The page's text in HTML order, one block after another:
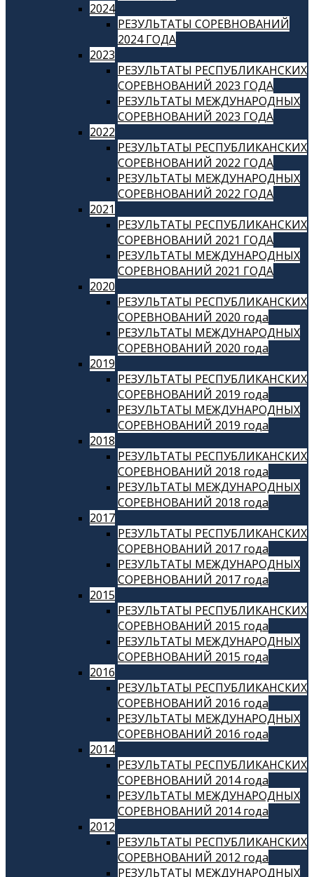
2024
РЕЗУЛЬТАТЫ СОРЕВНОВАНИЙ
2024 ГОДА
2023
РЕЗУЛЬТАТЫ РЕСПУБЛИКАНСКИХ
СОРЕВНОВАНИЙ 2023 ГОДА
РЕЗУЛЬТАТЫ МЕЖДУНАРОДНЫХ
СОРЕВНОВАНИЙ 2023 ГОДА
2022
РЕЗУЛЬТАТЫ РЕСПУБЛИКАНСКИХ
СОРЕВНОВАНИЙ 2022 ГОДА
РЕЗУЛЬТАТЫ МЕЖДУНАРОДНЫХ
СОРЕВНОВАНИЙ 2022 ГОДА
2021
РЕЗУЛЬТАТЫ РЕСПУБЛИКАНСКИХ
СОРЕВНОВАНИЙ 2021 ГОДА
РЕЗУЛЬТАТЫ МЕЖДУНАРОДНЫХ
СОРЕВНОВАНИЙ 2021 ГОДА
2020
РЕЗУЛЬТАТЫ РЕСПУБЛИКАНСКИХ
СОРЕВНОВАНИЙ 2020 года
РЕЗУЛЬТАТЫ МЕЖДУНАРОДНЫХ
СОРЕВНОВАНИЙ 2020 года
2019
РЕЗУЛЬТАТЫ РЕСПУБЛИКАНСКИХ
СОРЕВНОВАНИЙ 2019 года
РЕЗУЛЬТАТЫ МЕЖДУНАРОДНЫХ
СОРЕВНОВАНИЙ 2019 года
2018
РЕЗУЛЬТАТЫ РЕСПУБЛИКАНСКИХ
СОРЕВНОВАНИЙ 2018 года
РЕЗУЛЬТАТЫ МЕЖДУНАРОДНЫХ
СОРЕВНОВАНИЙ 2018 года
2017
РЕЗУЛЬТАТЫ РЕСПУБЛИКАНСКИХ
СОРЕВНОВАНИЙ 2017 года
РЕЗУЛЬТАТЫ МЕЖДУНАРОДНЫХ
СОРЕВНОВАНИЙ 2017 года
2015
РЕЗУЛЬТАТЫ РЕСПУБЛИКАНСКИХ
СОРЕВНОВАНИЙ 2015 года
РЕЗУЛЬТАТЫ МЕЖДУНАРОДНЫХ
СОРЕВНОВАНИЙ 2015 года
2016
РЕЗУЛЬТАТЫ РЕСПУБЛИКАНСКИХ
СОРЕВНОВАНИЙ 2016 года
РЕЗУЛЬТАТЫ МЕЖДУНАРОДНЫХ
СОРЕВНОВАНИЙ 2016 года
2014
РЕЗУЛЬТАТЫ РЕСПУБЛИКАНСКИХ
СОРЕВНОВАНИЙ 2014 года
РЕЗУЛЬТАТЫ МЕЖДУНАРОДНЫХ
СОРЕВНОВАНИЙ 2014 года
2012
РЕЗУЛЬТАТЫ РЕСПУБЛИКАНСКИХ
СОРЕВНОВАНИЙ 2012 года
РЕЗУЛЬТАТЫ МЕЖДУНАРОДНЫХ